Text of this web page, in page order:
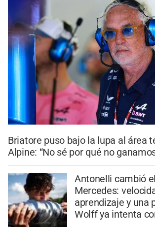
Briatore puso bajo la lupa al área
Alpine: “No sé por qué no
Antonelli cambió
Mercedes:
aprendizaje y una
Wolff ya intenta